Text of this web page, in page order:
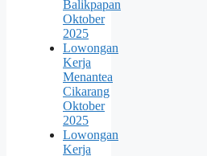
Balikpapan
Oktober
2025
Lowongan
Kerja
Menantea
Cikarang
Oktober
2025
Lowongan
Kerja